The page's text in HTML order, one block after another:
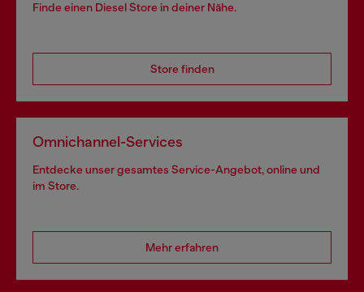
Finde einen Diesel Store in deiner Nähe.
Store finden
Omnichannel-Services
Entdecke unser gesamtes Service-Angebot, online und
im Store.
Mehr erfahren